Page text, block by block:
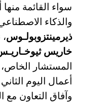
سواء القائمة منها
والذكاء
ذيرمينتزوبولـوس
خاريس
المستشار الخاص،
أعمال اليوم
وآفاق التعاون مع